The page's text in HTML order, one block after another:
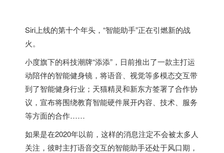
Siri上线的第十个年头，“智能助手”正在引燃新的战
火。
小度旗下的科技潮牌“添添”，日前推出了一款主打运
动陪伴的智能健身镜，将语音、视觉等多模态交互带
到了智能健身行业；天猫精灵和新东方签署了合作协
议，宣布将围绕教育智能硬件展开内容、技术、服务
等方面的合作……
如果是在2020年以前，这样的消息注定不会被太多人
关注，彼时主打语音交互的智能助手还处于风口期，